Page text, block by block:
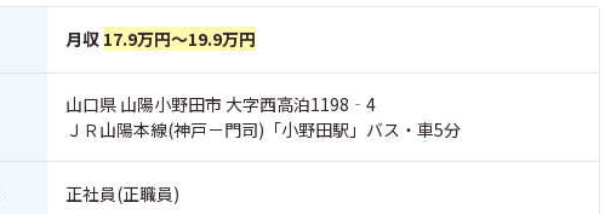
月収 17.9万円～19.9万円
山口県 山陽小野田市 大字西高泊1198‐4
ＪＲ山陽本線(神戸－門司)「小野田駅」バス・車5分
正社員(正職員)